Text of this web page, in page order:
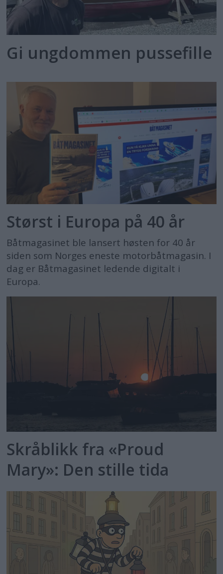
Gi ungdommen pussefille
Størst i Europa på 40 år
Båtmagasinet ble lansert høsten for 40 år
siden som Norges eneste motorbåtmagasin. I
dag er Båtmagasinet ledende digitalt i
Europa.
Skråblikk fra «Proud
Mary»: Den stille tida